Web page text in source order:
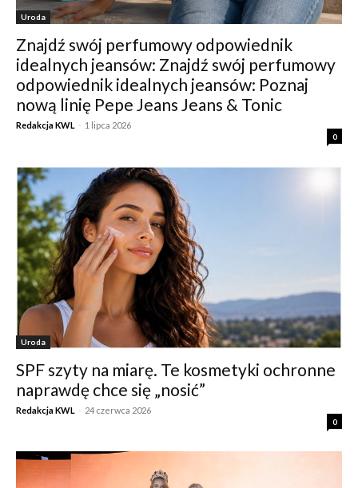
Uroda
Znajdź swój perfumowy odpowiednik
idealnych jeansów: Znajdź swój perfumowy
odpowiednik idealnych jeansów: Poznaj
nową linię Pepe Jeans Jeans & Tonic
Redakcja KWL - 1 lipca 2026
0
Uroda
SPF szyty na miarę. Te kosmetyki ochronne
naprawdę chce się „nosić”
Redakcja KWL - 24 czerwca 2026
0